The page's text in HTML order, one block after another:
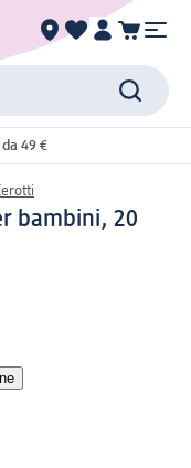
49 €
bambini, 20